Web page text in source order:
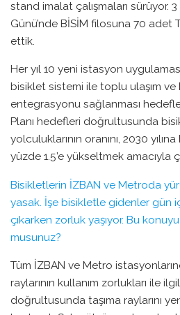
stand imalat çalışmaları sürüyor.
Günü’nde BİSİM filosuna 70 adet
ettik.
Her yıl 10 yeni istasyon
bisiklet sistemi ile toplu ulaşım ve
entegrasyonu sağlanması
Planı hedefleri doğrultusunda
yolculuklarının oranını, 2030
yüzde 1.5’e yükseltmek amacıyla
Bisikletlerin İZBAN ve Metroda
yasak. İşe bisikletle gidenler gün
çıkarken zorluk yaşıyor. Bu
musunuz?
Tüm İZBAN ve Metro
raylarının kullanım zorlukları ile
doğrultusunda taşıma raylarını